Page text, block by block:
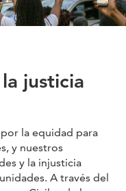
justicia
la equidad para
y nuestros
y la injusticia
A través del